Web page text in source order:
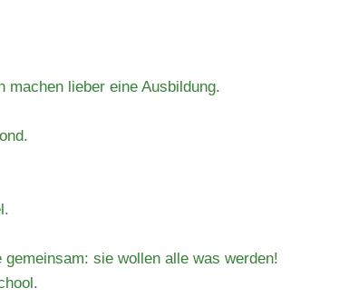
lieber eine Ausbildung.
sie wollen alle was werden!